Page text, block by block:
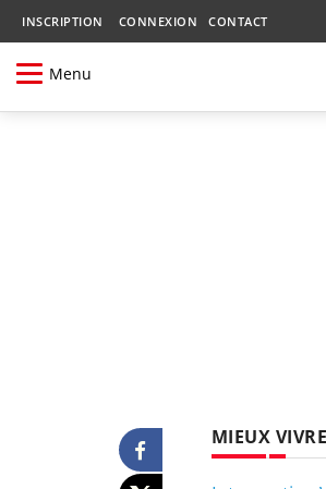
INSCRIPTION CONNEXION CONTACT
Menu
MIEUX VIVRE